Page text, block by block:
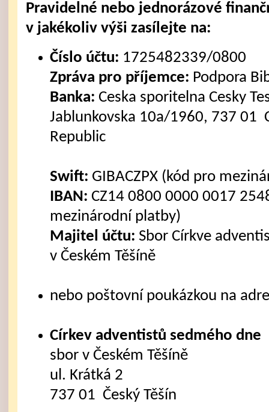
Pravidelné nebo jednorázové
v jakékoliv výši zasílejte na:
Číslo účtu: 1725482339/0800
Zpráva pro příjemce: Podpora
Banka: Ceska sporitelna Cesky
Jablunkovska 10a/1960, 737 01
Republic
Swift: GIBACZPX (kód pro
IBAN: CZ14 0800 0000 0017
mezinárodní platby)
Majitel účtu: Sbor Církve
v Českém Těšíně
nebo poštovní poukázkou na
Církev adventistů sedmého dne
sbor v Českém Těšíně
ul. Krátká 2
737 01 Český Těšín